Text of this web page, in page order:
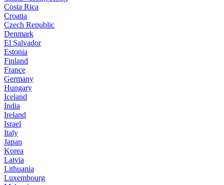
Costa Rica
Croatia
Czech Republic
Denmark
El Salvador
Estonia
Finland
France
Germany
Hungary
Iceland
India
Ireland
Israel
Italy
Japan
Korea
Latvia
Lithuania
Luxembourg